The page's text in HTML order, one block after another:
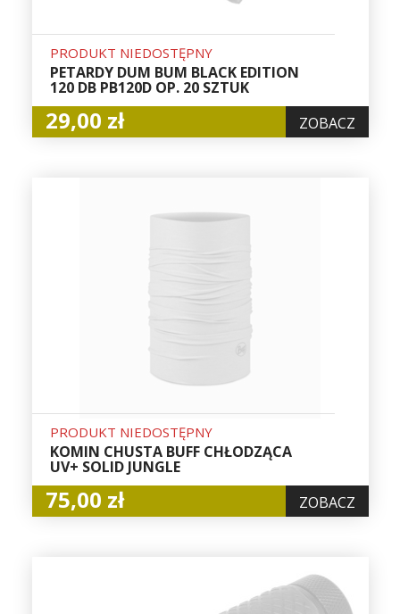
PRODUKT NIEDOSTĘPNY
PETARDY DUM BUM BLACK EDITION
120 DB PB120D OP. 20 SZTUK
29,00 zł ZOBACZ
PRODUKT NIEDOSTĘPNY
KOMIN CHUSTA BUFF CHŁODZĄCA
UV+ SOLID JUNGLE
75,00 zł ZOBACZ